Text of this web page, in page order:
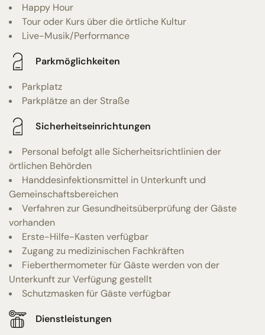
Happy Hour
Tour oder Kurs über die örtliche Kultur
Live-Musik/Performance
Parkmöglichkeiten
Parkplatz
Parkplätze an der Straße
Sicherheitseinrichtungen
Personal befolgt alle Sicherheitsrichtlinien der
örtlichen Behörden
Handdesinfektionsmittel in Unterkunft und
Gemeinschaftsbereichen
Verfahren zur Gesundheitsüberprüfung der Gäste
vorhanden
Erste-Hilfe-Kasten verfügbar
Zugang zu medizinischen Fachkräften
Fieberthermometer für Gäste werden von der
Unterkunft zur Verfügung gestellt
Schutzmasken für Gäste verfügbar
Dienstleistungen